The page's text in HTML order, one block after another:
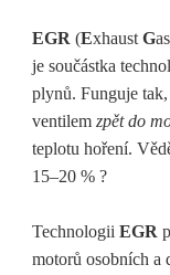
EGR (Exhaust Gas
je součástka
plynů. Funguje
ventilem zpět do
teplotu hoření.
15–20 % ?
Technologii EGR
motorů osobních a